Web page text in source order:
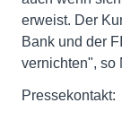
erweist. Der
Bank und der
vernichten", so
Pressekontakt: